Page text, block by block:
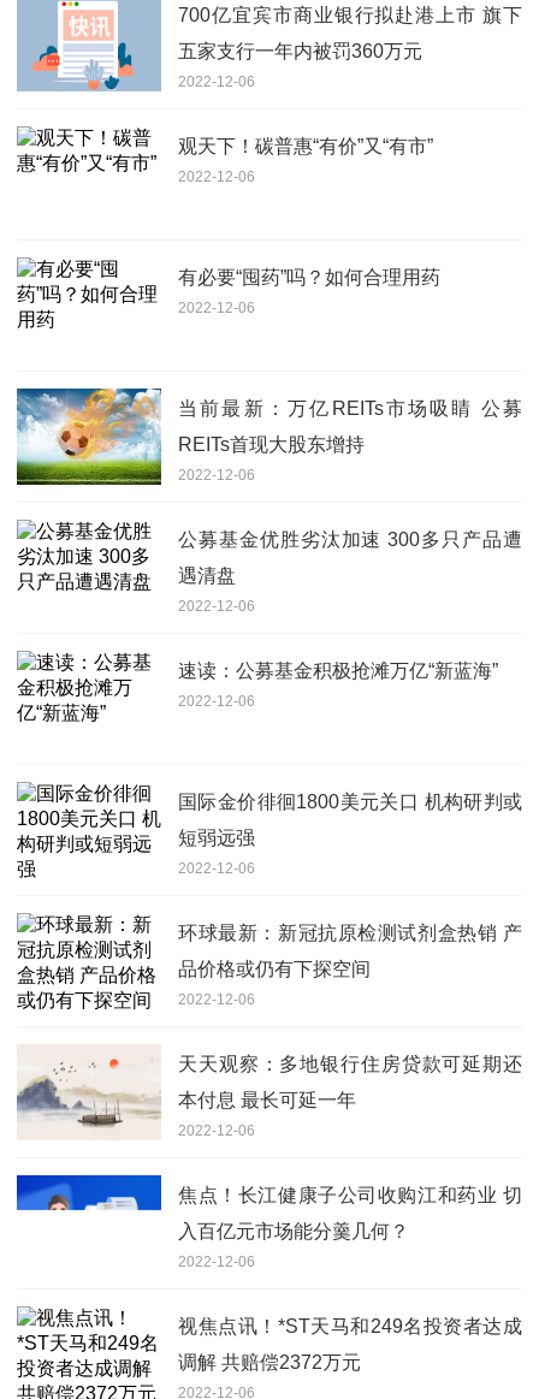
700亿宜宾市商业银行拟赴港上市 旗下
五家支行一年内被罚360万元
2022-12-06
观天下！碳普惠“有价”又“有市”
2022-12-06
有必要“囤药”吗？如何合理用药
2022-12-06
当前最新：万亿REITs市场吸睛 公募
REITs首现大股东增持
2022-12-06
公募基金优胜劣汰加速 300多只产品遭
遇清盘
2022-12-06
速读：公募基金积极抢滩万亿“新蓝海”
2022-12-06
国际金价徘徊1800美元关口 机构研判或
短弱远强
2022-12-06
环球最新：新冠抗原检测试剂盒热销 产
品价格或仍有下探空间
2022-12-06
天天观察：多地银行住房贷款可延期还
本付息 最长可延一年
2022-12-06
焦点！长江健康子公司收购江和药业 切
入百亿元市场能分羹几何？
2022-12-06
视焦点讯！*ST天马和249名投资者达成
调解 共赔偿2372万元
2022-12-06